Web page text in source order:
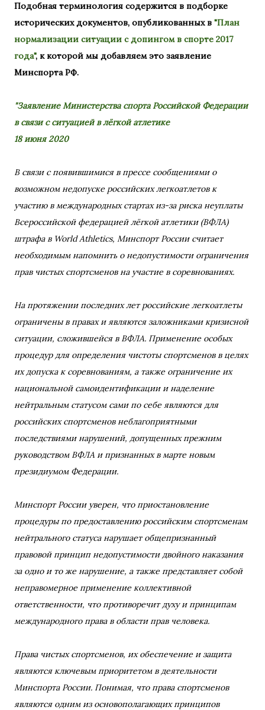
Подобная терминология содержится в подборке
исторических документов, опубликованных в "План
нормализации ситуации с допингом в спорте 2017
года", к которой мы добавляем это заявление
Минспорта РФ.
"Заявление Министерства спорта Российской Федерации
в связи с ситуацией в лёгкой атлетике
18 июня 2020
В связи с появившимися в прессе сообщениями о
возможном недопуске российских легкоатлетов к
участию в международных стартах из-за риска неуплаты
Всероссийской федерацией лёгкой атлетики (ВФЛА)
штрафа в World Athletics, Минспорт России считает
необходимым напомнить о недопустимости ограничения
прав чистых спортсменов на участие в соревнованиях.
На протяжении последних лет российские легкоатлеты
ограничены в правах и являются заложниками кризисной
ситуации, сложившейся в ВФЛА. Применение особых
процедур для определения чистоты спортсменов в целях
их допуска к соревнованиям, а также ограничение их
национальной самоидентификации и наделение
нейтральным статусом сами по себе являются для
российских спортсменов неблагоприятными
последствиями нарушений, допущенных прежним
руководством ВФЛА и признанных в марте новым
президиумом Федерации.
Минспорт России уверен, что приостановление
процедуры по предоставлению российским спортсменам
нейтрального статуса нарушает общепризнанный
правовой принцип недопустимости двойного наказания
за одно и то же нарушение, а также представляет собой
неправомерное применение коллективной
ответственности, что противоречит духу и принципам
международного права в области прав человека.
Права чистых спортсменов, их обеспечение и защита
являются ключевым приоритетом в деятельности
Минспорта России. Понимая, что права спортсменов
являются одним из основополагающих принципов